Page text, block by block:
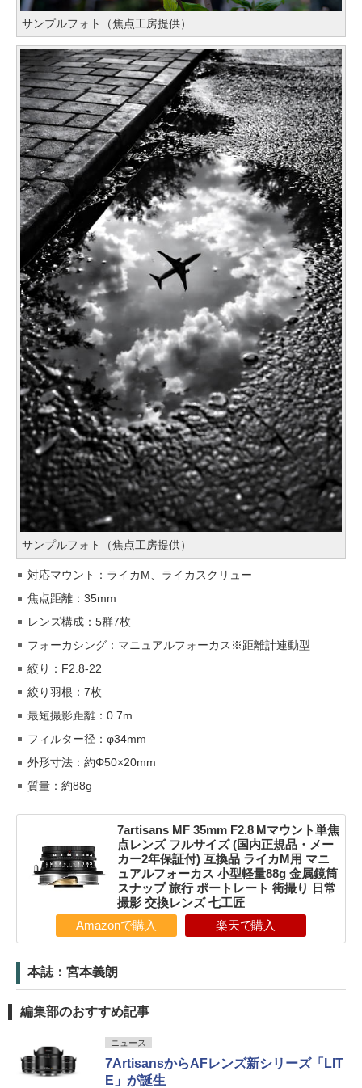
サンプルフォト（焦点工房提供）
サンプルフォト（焦点工房提供）
対応マウント：ライカM、ライカスクリュー
焦点距離：35mm
レンズ構成：5群7枚
フォーカシング：マニュアルフォーカス※距離計連動型
絞り：F2.8-22
絞り羽根：7枚
最短撮影距離：0.7m
フィルター径：φ34mm
外形寸法：約Φ50×20mm
質量：約88g
7artisans MF 35mm F2.8 Mマウント単焦
点レンズ フルサイズ (国内正規品・メー
カー2年保証付) 互換品 ライカM用 マニ
ュアルフォーカス 小型軽量88g 金属鏡筒
スナップ 旅行 ポートレート 街撮り 日常
撮影 交換レンズ 七工匠
Amazonで購入 楽天で購入
本誌：宮本義朗
編集部のおすすめ記事
ニュース
7ArtisansからAFレンズ新シリーズ「LIT
E」が誕生